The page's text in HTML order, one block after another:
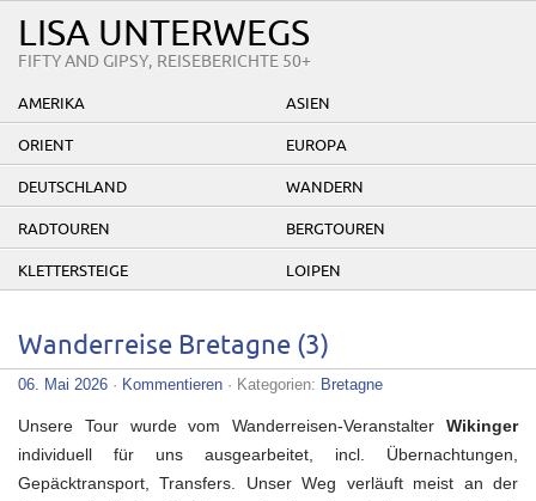
LISA UNTERWEGS
FIFTY AND GIPSY, REISEBERICHTE 50+
AMERIKA ASIEN
ORIENT EUROPA
DEUTSCHLAND WANDERN
RADTOUREN BERGTOUREN
KLETTERSTEIGE LOIPEN
Wanderreise Bretagne (3)
06. Mai 2026 · Kommentieren · Kategorien: Bretagne
Unsere Tour wurde vom Wanderreisen-Veranstalter Wikinger
individuell für uns ausgearbeitet, incl. Übernachtungen,
Gepäcktransport, Transfers. Unser Weg verläuft meist an der